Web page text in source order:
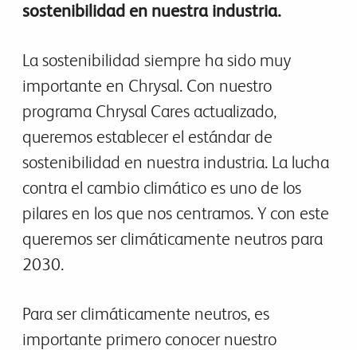
sostenibilidad en nuestra industria.
La sostenibilidad siempre ha sido muy
importante en Chrysal. Con nuestro
programa Chrysal Cares actualizado,
queremos establecer el estándar de
sostenibilidad en nuestra industria. La lucha
contra el cambio climático es uno de los
pilares en los que nos centramos. Y con este
queremos ser climáticamente neutros para
2030.
Para ser climáticamente neutros, es
importante primero conocer nuestro